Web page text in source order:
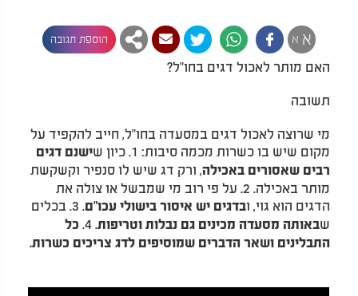
א א הוספת תגובה
האם מותר לאכול דגים בחו"ל?
תשובה
מי שרוצה לאכול דגים במסעדה בחו"ל, חייב להקפיד על
מקום שיש בו כשרות מכמה סיבות: 1. כיון ש
ישנם דגים
רבים שאסורים באכילה, ורק דג שיש לו סנפיר וקשקשת
מותר באכילה. 2. על פי רוב מי שמבשל או צולה את
הדגים הוא גוי, ובדגים יש איסור בישולי עכו"ם
. 3. בכלים
שבאותה מסעדה מכינים גם נבלות וטריפות. 4.
כל
התבלינים ושאר הדברים שמוסיפים לדג צריכים כשרות.